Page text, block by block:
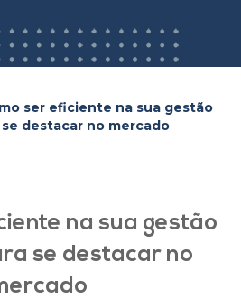
ser eficiente na sua gestão
destacar no mercado
na sua gestão
se destacar no